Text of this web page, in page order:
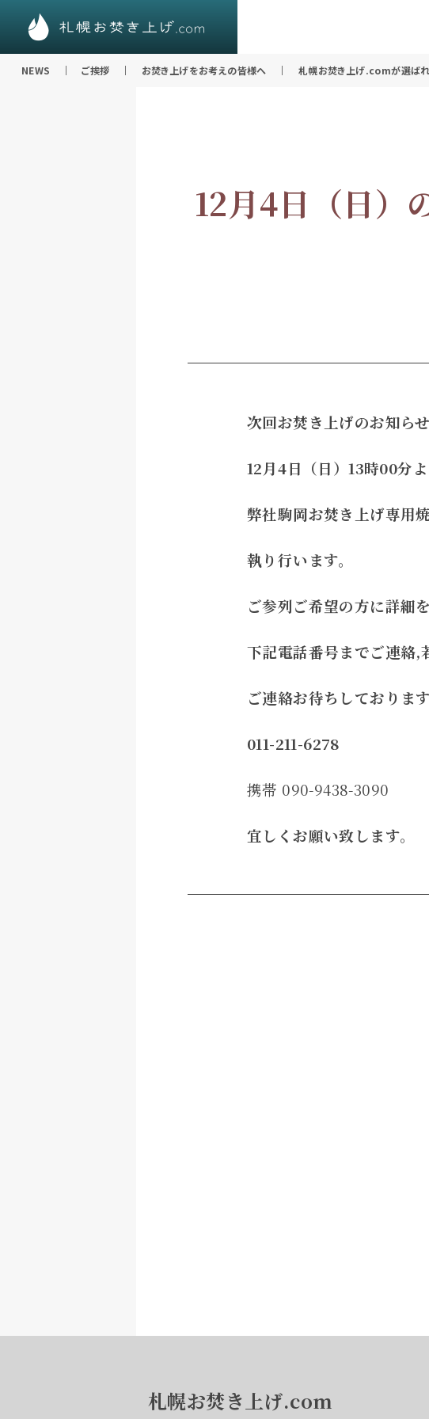
NEWS ご挨拶 お焚き上げをお考えの皆様へ 札幌お焚き上げ.comが選ば
12月4日（日）
次回お焚き上げのお知らせ
12月4日（日）13時00分よ
弊社駒岡お焚き上げ専用
執り行います。
ご参列ご希望の方に詳細
下記電話番号までご連絡,
ご連絡お待ちしております
011-211-6278
携帯 090-9438-3090
宜しくお願い致します。
札幌お焚き上げ.com